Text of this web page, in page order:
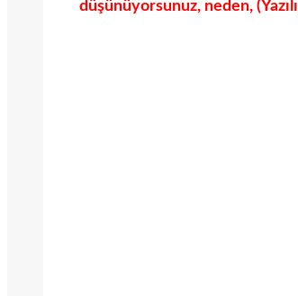
düşünüyorsunuz, neden,